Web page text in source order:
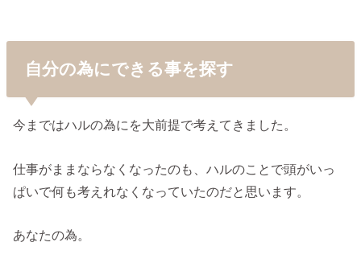
自分の為にできる事を探す
今まではハルの為にを大前提で考えてきました。
仕事がままならなくなったのも、ハルのことで頭がいっ
ぱいで何も考えれなくなっていたのだと思います。
あなたの為。